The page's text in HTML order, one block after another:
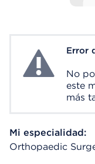
System Error
Error
No
este
más
Mi especialidad:
Orthopaedic